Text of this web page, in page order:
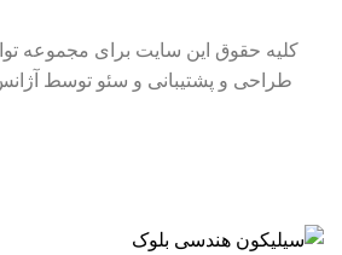
کلیه حقوق این سایت برای مجموعه
طراحی و پشتیبانی و سئو توسط